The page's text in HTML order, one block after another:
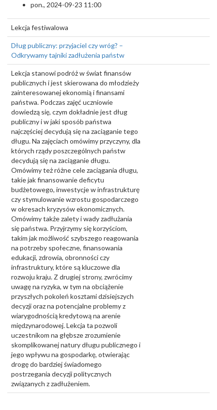
pon., 2024-09-23 11:00
Lekcja festiwalowa
Dług publiczny: przyjaciel czy wróg? –
Odkrywamy tajniki zadłużenia państw
Lekcja stanowi podróż w świat finansów
publicznych i jest skierowana do młodzieży
zainteresowanej ekonomią i finansami
państwa. Podczas zajęć uczniowie
dowiedzą się, czym dokładnie jest dług
publiczny i w jaki sposób państwa
najczęściej decydują się na zaciąganie tego
długu. Na zajęciach omówimy przyczyny, dla
których rządy poszczególnych państw
decydują się na zaciąganie długu.
Omówimy też różne cele zaciągania długu,
takie jak finansowanie deficytu
budżetowego, inwestycje w infrastrukturę
czy stymulowanie wzrostu gospodarczego
w okresach kryzysów ekonomicznych.
Omówimy także zalety i wady zadłużania
się państwa. Przyjrzymy się korzyściom,
takim jak możliwość szybszego reagowania
na potrzeby społeczne, finansowania
edukacji, zdrowia, obronności czy
infrastruktury, które są kluczowe dla
rozwoju kraju. Z drugiej strony, zwrócimy
uwagę na ryzyka, w tym na obciążenie
przyszłych pokoleń kosztami dzisiejszych
decyzji oraz na potencjalne problemy z
wiarygodnością kredytową na arenie
międzynarodowej. Lekcja ta pozwoli
uczestnikom na głębsze zrozumienie
skomplikowanej natury długu publicznego i
jego wpływu na gospodarkę, otwierając
drogę do bardziej świadomego
postrzegania decyzji politycznych
związanych z zadłużeniem.